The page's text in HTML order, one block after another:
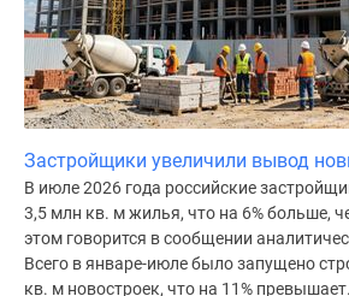
центры
Коттеджи
Скидки
акции
МаксЗастройщики увеличили вывод
В июле 2026 года российские
3,5 млн кв. м жилья, что на 6% больше,
этом говорится в сообщении
Всего в январе-июле было запущено
кв. м новостроек, что на 11%